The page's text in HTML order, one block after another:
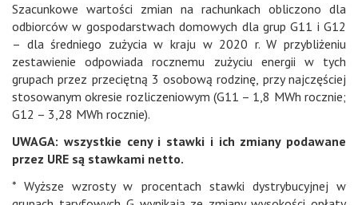
Szacunkowe wartości zmian na rachunkach obliczono dla
odbiorców w gospodarstwach domowych dla grup G11 i G12
– dla średniego zużycia w kraju w 2020 r. W przybliżeniu
zestawienie odpowiada rocznemu zużyciu energii w tych
grupach przez przeciętną 3 osobową rodzinę, przy najczęściej
stosowanym okresie rozliczeniowym (G11 – 1,8 MWh rocznie;
G12 – 3,28 MWh rocznie).
UWAGA: wszystkie ceny i stawki i ich zmiany podawane
przez URE są stawkami netto.
* Wyższe wzrosty w procentach stawki dystrybucyjnej w